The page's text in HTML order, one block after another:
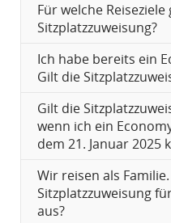
Für welche
Sitzplatzzuweisung?
Ich habe bereits ein
Gilt die
Gilt die
wenn ich ein
dem 21. Januar 2025
Wir reisen als
Sitzplatzzuweisung
aus?